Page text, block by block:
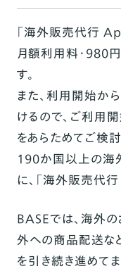
「海外販売代行
月額利用料・980
す。
また、利用開始か
けるので、ご利用
をあらためてご検
190か国以上の海
に、「海外販売代
BASEでは、海外
外への商品配送な
を引き続き進めてま